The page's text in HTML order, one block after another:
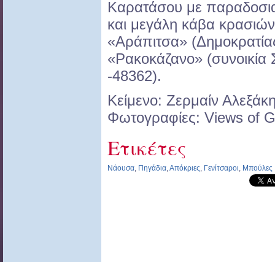
Καρατάσου με
και μεγάλη κάβα κρασιών
«Αράπιτσα»
«Ρακοκάζανο» (συνοικία
-48362).
Κείμενο: Ζερμαίν
Φωτογραφίες: Views of
Ετικέτες
Νάουσα, Πηγάδια,Απόκριες, Γενίτσαροι, Μπούλες